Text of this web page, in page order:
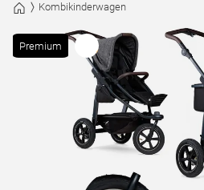
Kombikinderwagen
Premium